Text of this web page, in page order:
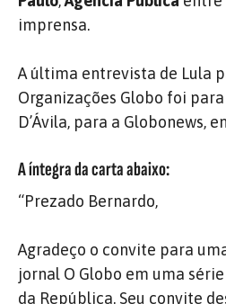
imprensa.
A última entrevista de Lula
Organizações Globo foi
D’Ávila, para a Globonews,
A íntegra da carta abaixo:
“Prezado Bernardo,
Agradeço o convite para
jornal O Globo em uma
da República. Seu convite